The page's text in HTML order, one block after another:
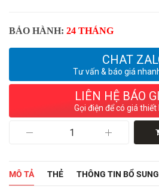
BẢO HÀNH: 24 THÁNG
CHAT
Tư vấn & báo giá
LIÊN HỆ BÁO
Gọi điện để có giá
Draytek
Hãng
-
MÔ TẢ THẺ THÔNG TIN BỔ SUNG